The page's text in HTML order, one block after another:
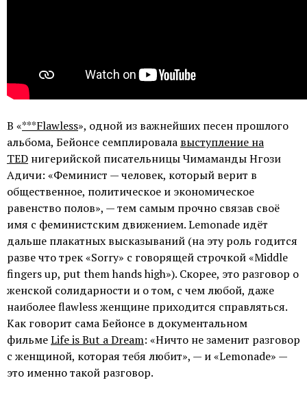
В «***Flawless», одной из важнейших песен прошлого
альбома, Бейонсе семплировала выступление на
TED нигерийской писательницы Чимаманды Нгози
Адичи: «Феминист — человек, который верит в
общественное, политическое и экономическое
равенство полов», — тем самым прочно связав своё
имя с феминистским движением. Lemonade идёт
дальше плакатных высказываний (на эту роль годится
разве что трек «Sorry» с говорящей строчкой «Middle
fingers up, put them hands high»). Скорее, это разговор о
женской солидарности и о том, с чем любой, даже
наиболее flawless женщине приходится справляться.
Как говорит сама Бейонсе в документальном
фильмеLife is But a Dream: «Ничто не заменит разговор
с женщиной, которая тебя любит», — и «Lemonade» —
это именно такой разговор.